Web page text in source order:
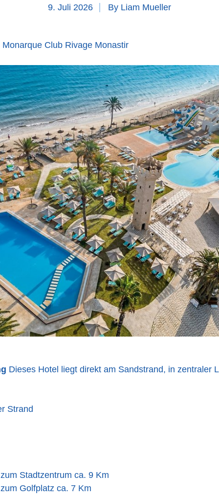
9. Juli 2026 By Liam Mueller
Monarque Club Rivage Monastir
Dieses Hotel liegt direkt am Sandstrand, in zentraler
Strand
Stadtzentrum ca. 9 Km
Golfplatz ca. 7 Km